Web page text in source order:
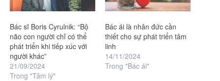
Bác sĩ Boris Cyrulnik: “Bộ
não con người chỉ có thể
phát triển khi tiếp xúc với
người khác”
21/09/2024
Trong "Tâm lý"
Bác ái là nhân đức cần
thiết cho sự phát triển tâm
linh
14/11/2024
Trong "Bác ái"